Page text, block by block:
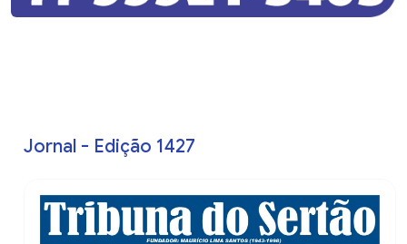
Jornal - Edição 1427